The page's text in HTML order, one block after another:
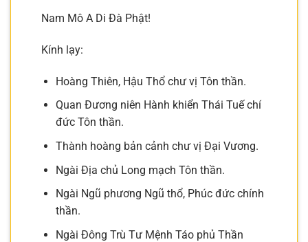
Nam Mô A Di Đà Phật!
Kính lạy:
Hoàng Thiên, Hậu Thổ chư vị Tôn thần.
Quan Đương niên Hành khiển Thái Tuế chí
đức Tôn thần.
Thành hoàng bản cảnh chư vị Đại Vương.
Ngài Địa chủ Long mạch Tôn thần.
Ngài Ngũ phương Ngũ thổ, Phúc đức chính
thần.
Ngài Đông Trù Tư Mệnh Táo phủ Thần